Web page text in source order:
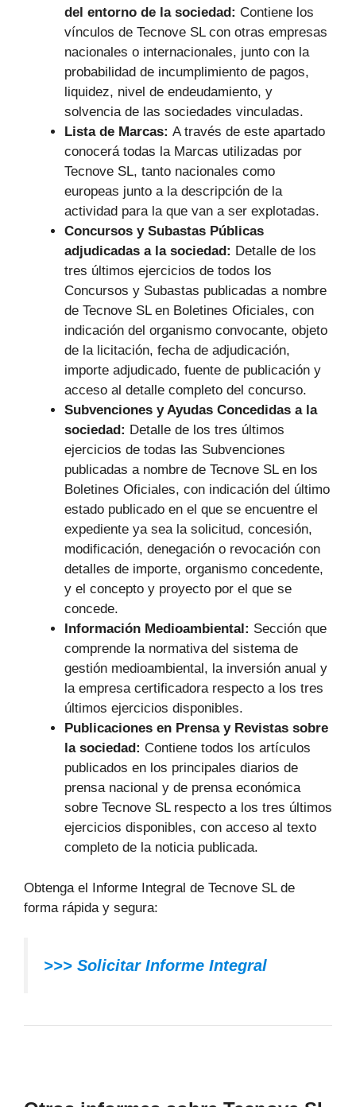
del entorno de la sociedad: Contiene los
vínculos de Tecnove SL con otras empresas
nacionales o internacionales, junto con la
probabilidad de incumplimiento de pagos,
liquidez, nivel de endeudamiento, y
solvencia de las sociedades vinculadas.
Lista de Marcas: A través de este apartado
conocerá todas la Marcas utilizadas por
Tecnove SL, tanto nacionales como
europeas junto a la descripción de la
actividad para la que van a ser explotadas.
Concursos y Subastas Públicas
adjudicadas a la sociedad: Detalle de los
tres últimos ejercicios de todos los
Concursos y Subastas publicadas a nombre
de Tecnove SL en Boletines Oficiales, con
indicación del organismo convocante, objeto
de la licitación, fecha de adjudicación,
importe adjudicado, fuente de publicación y
acceso al detalle completo del concurso.
Subvenciones y Ayudas Concedidas a la
sociedad: Detalle de los tres últimos
ejercicios de todas las Subvenciones
publicadas a nombre de Tecnove SL en los
Boletines Oficiales, con indicación del último
estado publicado en el que se encuentre el
expediente ya sea la solicitud, concesión,
modificación, denegación o revocación con
detalles de importe, organismo concedente,
y el concepto y proyecto por el que se
concede.
Información Medioambiental: Sección que
comprende la normativa del sistema de
gestión medioambiental, la inversión anual y
la empresa certificadora respecto a los tres
últimos ejercicios disponibles.
Publicaciones en Prensa y Revistas sobre
la sociedad: Contiene todos los artículos
publicados en los principales diarios de
prensa nacional y de prensa económica
sobre Tecnove SL respecto a los tres últimos
ejercicios disponibles, con acceso al texto
completo de la noticia publicada.
Obtenga el Informe Integral de Tecnove SL de
forma rápida y segura:
>>> Solicitar Informe Integral